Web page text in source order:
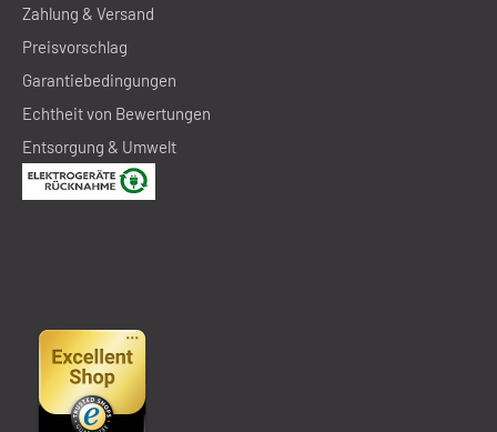
Zahlung & Versand
Preisvorschlag
Garantiebedingungen
Echtheit von Bewertungen
Entsorgung & Umwelt